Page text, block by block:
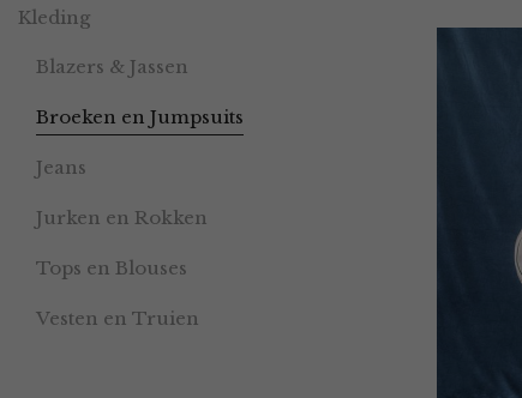
Kleding
Blazers & Jassen
Broeken en Jumpsuits
Jeans
Jurken en Rokken
Tops en Blouses
Vesten en Truien